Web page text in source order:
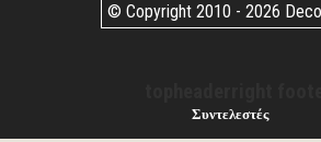
© Copyright 2010 - 2026
Συντελεστές